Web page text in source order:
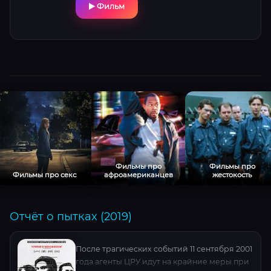
грань между спасением и безумием:
насколько глубоко можно пасть, защищая
Фильм
Фильмы про секс
Фильмы про
афроамериканцев
Фильмы про
жестокость
Отчёт о пытках (2019)
После трагических событий 11 сентября 2001
года агенты ЦРУ идут на крайние меры при